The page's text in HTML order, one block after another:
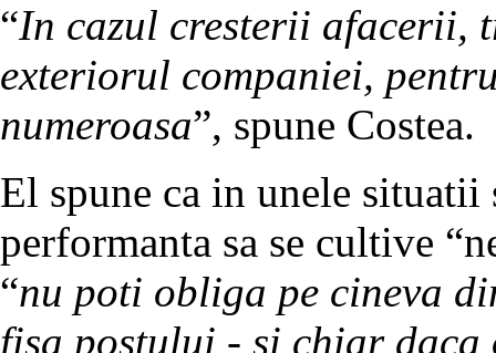
“In cazul cresterii afacerii,
exteriorul companiei,
numeroasa”, spune Costea.
El spune ca in unele situatii
performanta sa se cultive
“nu poti obliga pe cineva
fisa postului - si chiar daca